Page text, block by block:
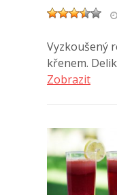
Vyzkoušený
křenem.
Zobrazit